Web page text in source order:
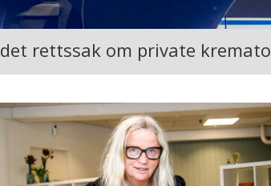
rettssak om private